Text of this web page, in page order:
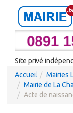
Site privé
Accueil
Mairies
Mairie de La
Acte de